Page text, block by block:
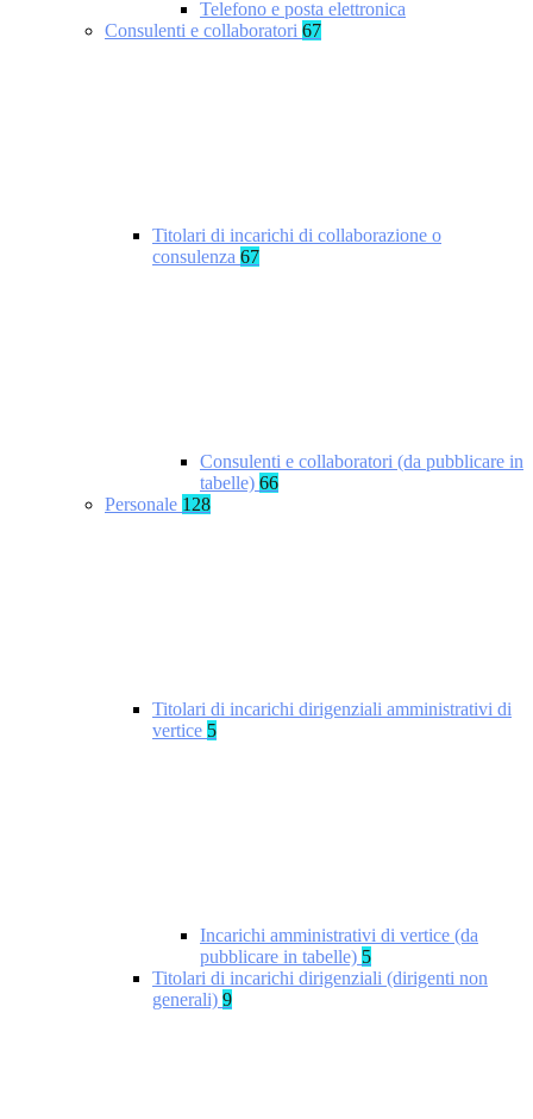
Telefono e posta elettronica
Consulenti e collaboratori 67
Titolari di incarichi di collaborazione o
consulenza 67
Consulenti e collaboratori (da pubblicare in
tabelle) 66
Personale 128
Titolari di incarichi dirigenziali amministrativi di
vertice 5
Incarichi amministrativi di vertice (da
pubblicare in tabelle) 5
Titolari di incarichi dirigenziali (dirigenti non
generali) 9